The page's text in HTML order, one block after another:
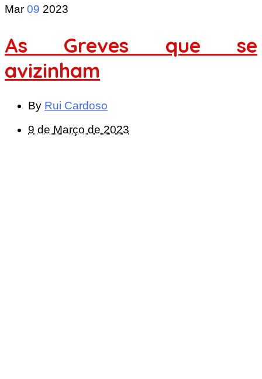
Mar 09 2023
As Greves que se
avizinham
By Rui Cardoso
9 de Março de 2023